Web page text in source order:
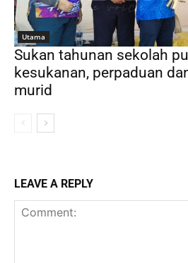
Utama
Sukan tahunan sekolah
kesukanan, perpaduan
murid
LEAVE A REPLY